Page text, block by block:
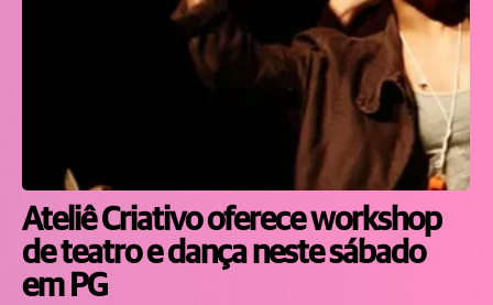
Ateliê Criativo oferece workshop
de teatro e dança neste sábado
em PG